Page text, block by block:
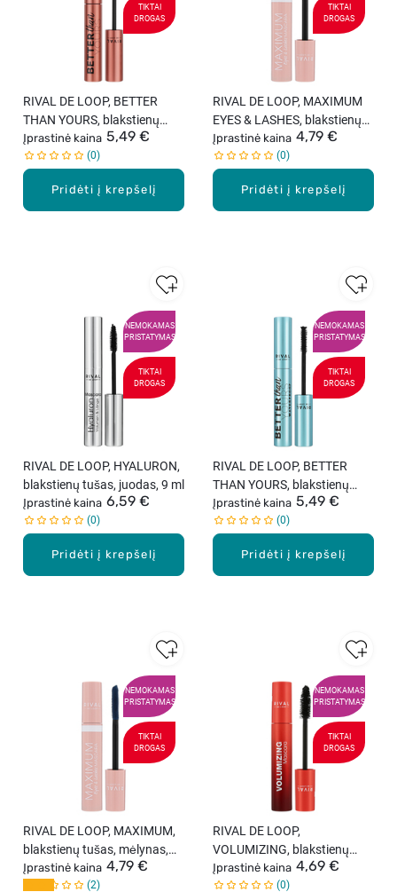
TIKTAI
DROGAS
Pridėti į krepšelį
RIVAL DE LOOP, BETTER
THAN YOURS, blakstienų
tušas, juodas, 8 ml
Įprastinė kaina 5,49 €
0
TIKTAI
DROGAS
Pridėti į krepšelį
RIVAL DE LOOP, MAXIMUM
EYES & LASHES, blakstienų
tušas, juodas, 13 ml
Įprastinė kaina 4,79 €
0
NEMOKAMAS
PRISTATYMAS
TIKTAI
DROGAS
Pridėti į krepšelį
RIVAL DE LOOP, HYALURON,
blakstienų tušas, juodas, 9 ml
Įprastinė kaina 6,59 €
0
NEMOKAMAS
PRISTATYMAS
TIKTAI
DROGAS
Pridėti į krepšelį
RIVAL DE LOOP, BETTER
THAN YOURS, blakstienų
tušas, atsparus vandeniui,
juodas, 8 ml
Įprastinė kaina 5,49 €
0
NEMOKAMAS
PRISTATYMAS
TIKTAI
DROGAS
RIVAL DE LOOP, MAXIMUM,
blakstienų tušas, mėlynas,
13 ml
Įprastinė kaina 4,79 €
2
NEMOKAMAS
PRISTATYMAS
TIKTAI
DROGAS
RIVAL DE LOOP,
VOLUMIZING, blakstienų
tušas, juodas, 13 ml
Įprastinė kaina 4,69 €
0